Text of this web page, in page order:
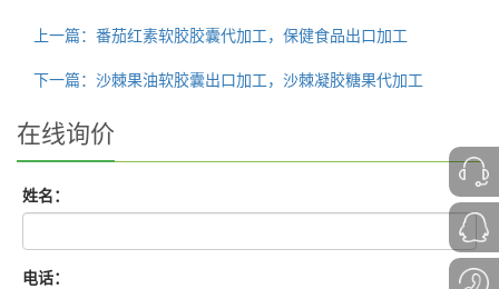
上一篇：番茄红素软胶胶囊代加工，保健食品出口加工
下一篇：沙棘果油软胶囊出口加工，沙棘凝胶糖果代加工
在线询价
姓名：
电话：